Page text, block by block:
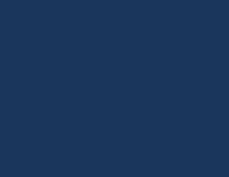
Uprzejmie
Powołanie następuje